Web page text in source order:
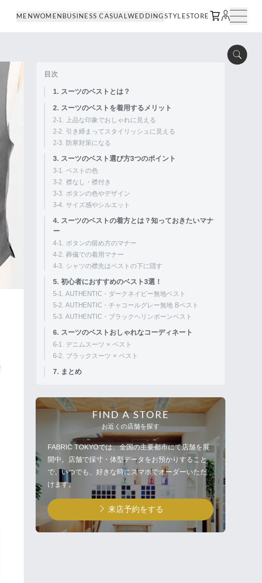
MENWOMEN BUSINESS CASUAL WEDDING STYLESTORE
目次
1. スーツのベストとは？
2. スーツのベストを着用するメリット
2-1. 上品な印象でおしゃれに見える
2-2. 引き締まってスタイリッシュに見える
2-3. 防寒対策になる
3. スーツのベスト選び方3つのポイント
3-1. ベストの色
3-2. 襟なし・襟付き
3-3. ボタンの色やデザイン
3-4. サイズ感やシルエット
4. スーツのベストの着方とは？知っておきたいマナ
ー
4-1. ボタンの留め方のマナー
4-2. 葬儀での着用マナー
4-3. シャツの襟先はベストの下に隠す
5. 初心者におすすめのベスト3選！
5-1. AUTHENTIC・ダークネイビー無地ベスト
5-2. AUTHENTIC・チャコールグレー無地 Bベスト
5-3. AUTHENTIC・ブラックヘリンボーンベスト
6. スーツのベストおしゃれなコーディネート
6-1. デニムスーツ × ベスト
6-2. ブラックスーツ × ベスト
7. まとめ
FIND A STORE
お近くの店舗を探す
FABRIC TOKYOでは、全国の主要都市にて店舗を展
開中。店舗で採寸・体型データをお預かりすること
で、いつでも、好きな時にスマホでオーダーいただ
けます。
来店予約をする